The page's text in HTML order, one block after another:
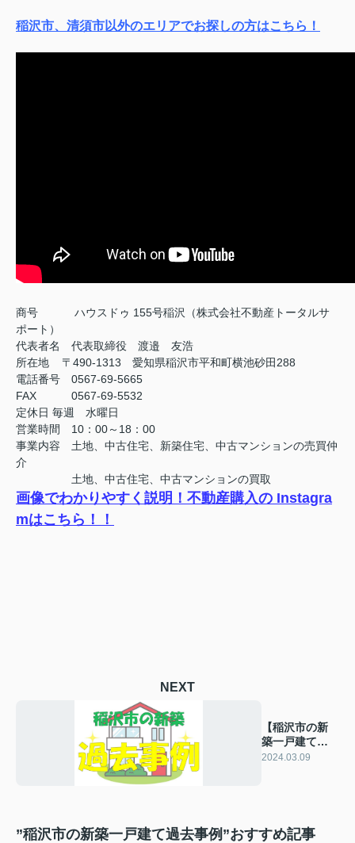
稲沢市、清須市以外のエリアでお探しの方はこちら！
商号
ハウスドゥ 155号稲沢（株式会社不動産トータルサ
ポート）
代表者名 代表取締役 渡邉 友浩
所在地 〒490-1313 愛知県稲沢市平和町横池砂田288
電話番号 0567-69-5665
FAX
0567-69-5532
定休日 毎週 水曜日
営業時間 10：00～18：00
事業内容 土地、中古住宅、新築住宅、中古マンションの売買仲
介
土地、中古住宅、中古マンションの買取
画像でわかりやすく説明！不動産購入の Instagra
mはこちら！！
NEXT
【稲沢市の新
築一戸建て】
過去の販売事
2024.03.09
”稲沢市の新築一戸建て過去事例”おすすめ記事